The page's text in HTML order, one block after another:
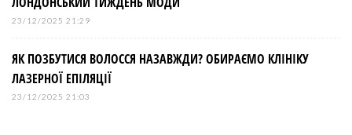
23/12/2025 21:29
ЯК ПОЗБУТИСЯ ВОЛОССЯ НАЗАВЖДИ? ОБИРАЄМО КЛІНІКУ
ЛАЗЕРНОЇ ЕПІЛЯЦІЇ
23/12/2025 21:03